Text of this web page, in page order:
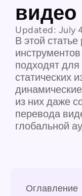
видео
Updated: July
В этой
подходят
статических
из них даже
перевода
глобальной
Оглавление